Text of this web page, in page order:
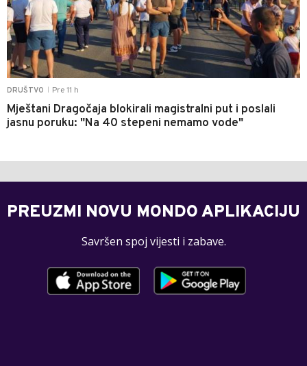
DRUŠTVO Pre 11 h
Mještani Dragočaja blokirali magistralni put i poslali
jasnu poruku: "Na 40 stepeni nemamo vode"
PREUZMI NOVU MONDO APLIKACIJU
Savršen spoj vijesti i zabave.